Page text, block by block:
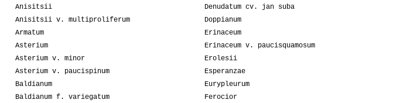
Anisitsii
Anisitsii v. multiproliferum
Armatum
Asterium
Asterium v. minor
Asterium v. paucispinum
Baldianum
Baldianum f. variegatum
Denudatum cv. jan suba
Doppianum
Erinaceum
Erinaceum v. paucisquamosum
Erolesii
Esperanzae
Eurypleurum
Ferocior